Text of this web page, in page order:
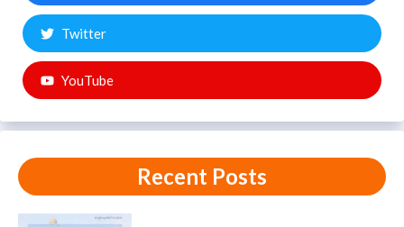
Twitter
YouTube
Recent Posts